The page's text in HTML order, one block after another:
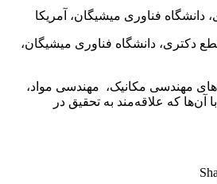
دانشگاه فناوری میشیگان، آمریکا
دکتری، دانشگاه فناوری میشیگان،
مهندسی مکانیک، مهندسی مواد،
که علاقه‌مند به تحقیق در